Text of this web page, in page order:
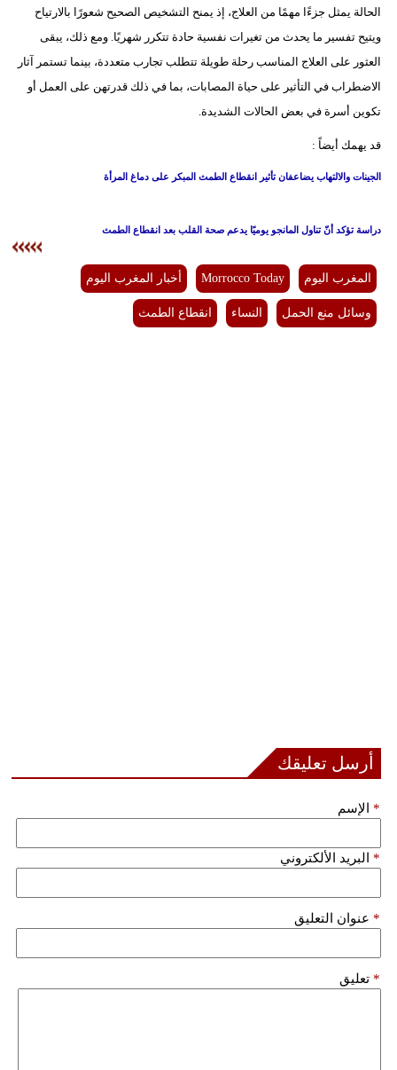
الحالة يمثل جزءًا مهمًا من العلاج، إذ يمنح التشخيص الصحيح شعورًا بالارتياح
ويتيح تفسير ما يحدث من تغيرات نفسية حادة تتكرر شهريًا. ومع ذلك، يبقى
العثور على العلاج المناسب رحلة طويلة تتطلب تجارب متعددة، بينما تستمر آثار
الاضطراب في التأثير على حياة المصابات، بما في ذلك قدرتهن على العمل أو
تكوين أسرة في بعض الحالات الشديدة.
قد يهمك أيضاً :
الجينات والالتهاب يضاعفان تأثير انقطاع الطمث المبكر على دماغ المرأة
دراسة تؤكد أنّ تناول المانجو يوميًا يدعم صحة القلب بعد انقطاع الطمث
المغرب اليوم Morrocco Today أخبار المغرب اليوم
وسائل منع الحمل النساء انقطاع الطمث
أرسل تعليقك
الإسم *
البريد الألكتروني *
عنوان التعليق *
تعليق *